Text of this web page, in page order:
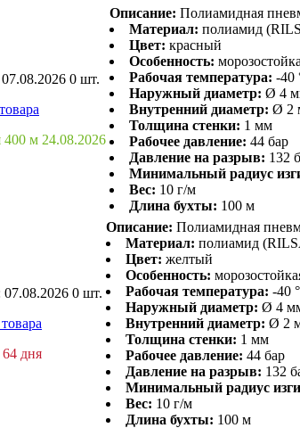
07.08.2026 0 шт.
м 24.08.2026
Описание: Полиамидная
Материал: полиамид
Цвет: красный
Особенность:
Рабочая температура: -40
Наружный диаметр: Ø 4
Внутренний диаметр: Ø 2
Толщина стенки: 1 мм
Рабочее давление: 44 бар
Давление на разрыв: 132
Минимальный радиус
Вес: 10 г/м
Длина бухты: 100 м
07.08.2026 0 шт.
64 дня
Описание: Полиамидная
Материал: полиамид
Цвет: желтый
Особенность:
Рабочая температура: -40
Наружный диаметр: Ø 4
Внутренний диаметр: Ø 2
Толщина стенки: 1 мм
Рабочее давление: 44 бар
Давление на разрыв: 132
Минимальный радиус
Вес: 10 г/м
Длина бухты: 100 м